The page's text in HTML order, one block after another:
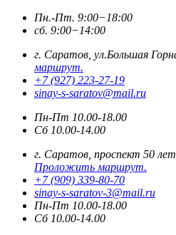
Пн.-Пт. 9:00−18:00
сб. 9:00−14:00
г. Саратов, ул.Большая
маршрут.
+7 (927) 223-27-19
sinay-s-saratov@mail.ru
Пн-Пт 10.00-18.00
Сб 10.00-14.00
г. Саратов, проспект 50
Проложить маршрут.
+7 (909) 339-80-70
sinay-s-saratov-3@mail.ru
Пн-Пт 10.00-18.00
Сб 10.00-14.00